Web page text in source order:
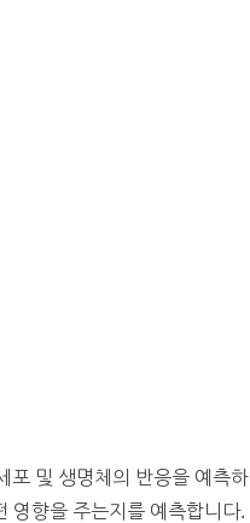
포 및 생명체의 반응을 예측하
영향을 주는지를 예측합니다.